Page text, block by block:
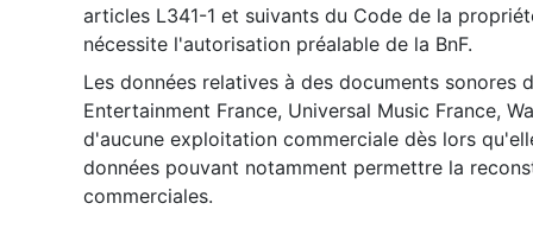
articles L341-1 et suivants du Code de la
nécessite l'autorisation préalable de la BnF.
Les données relatives à des documents sonores
Entertainment France, Universal Music France,
d'aucune exploitation commerciale dès lors
données pouvant notamment permettre la
commerciales.